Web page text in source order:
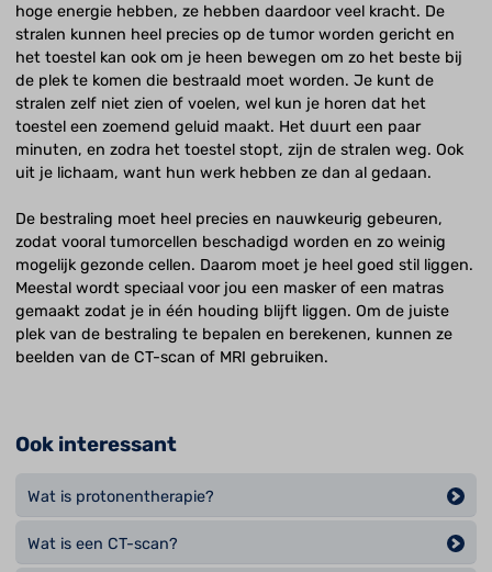
hoge energie hebben, ze hebben daardoor veel kracht. De
stralen kunnen heel precies op de tumor worden gericht en
het toestel kan ook om je heen bewegen om zo het beste bij
de plek te komen die bestraald moet worden. Je kunt de
stralen zelf niet zien of voelen, wel kun je horen dat het
toestel een zoemend geluid maakt. Het duurt een paar
minuten, en zodra het toestel stopt, zijn de stralen weg. Ook
uit je lichaam, want hun werk hebben ze dan al gedaan.
De bestraling moet heel precies en nauwkeurig gebeuren,
zodat vooral tumorcellen beschadigd worden en zo weinig
mogelijk gezonde cellen. Daarom moet je heel goed stil liggen.
Meestal wordt speciaal voor jou een masker of een matras
gemaakt zodat je in één houding blijft liggen. Om de juiste
plek van de bestraling te bepalen en berekenen, kunnen ze
beelden van de CT-scan of MRI gebruiken.
Ook interessant
Wat is protonentherapie?
Wat is een CT-scan?